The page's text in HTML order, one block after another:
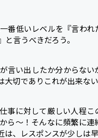
番低いレベルを『言わ
言うべきだろう。
言い出したか分からな
切でありこれが出来な
事に対して厳しい人程
ら～！そんなに頻繁に
、レスポンスが少しは